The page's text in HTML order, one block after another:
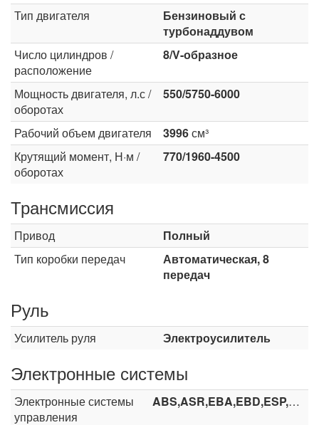
Тип двигателя
Бензиновый с
турбонаддувом
Число цилиндров /
расположение
8/V-образное
Мощность двигателя, л.с /
оборотах
550/5750-6000
Рабочий объем двигателя 3996см³
Крутящий момент, Н·м /
оборотах
770/1960-4500
Трансмиссия
Привод
Полный
Тип коробки передач
Автоматическая, 8
передач
Руль
Усилитель руля Электроусилитель
Электронные системы
Электронные системы
управления
ABS,ASR,EBA,EBD,ESP,HHC,HDC